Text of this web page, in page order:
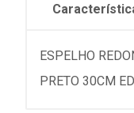
ESPELHO
PRETO 30CM